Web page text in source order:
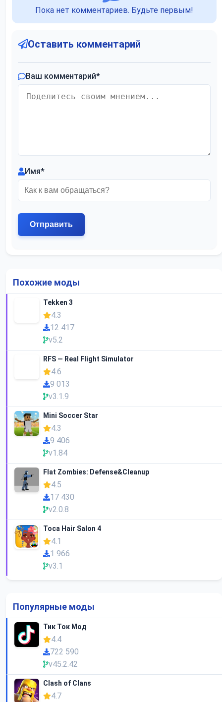
Пока нет комментариев. Будьте первым!
Оставить комментарий
Ваш комментарий*
Имя*
Похожие моды
Tekken 3
4.3
12 417
v5.2
RFS — Real Flight Simulator
4.6
9 013
v3.1.9
Mini Soccer Star
4.3
9 406
v1.84
Flat Zombies: Defense&Cleanup
4.5
17 430
v2.0.8
Toca Hair Salon 4
4.1
1 966
v3.1
Популярные моды
Тик Ток Мод
4.4
722 590
v45.2.42
Clash of Clans
4.7